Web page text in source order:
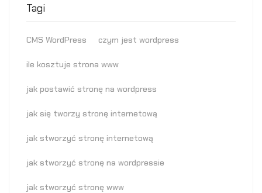
Tagi
CMS WordPress czym jest wordpress
ile kosztuje strona www
jak postawić stronę na wordpress
jak się tworzy stronę internetową
jak stworzyć stronę internetową
jak stworzyć stronę na wordpressie
jak stworzyć stronę www